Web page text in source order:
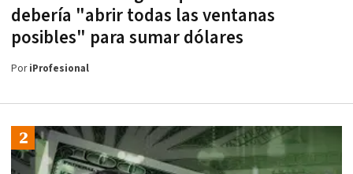
debería "abrir todas las ventanas
posibles" para sumar dólares
PoriProfesional